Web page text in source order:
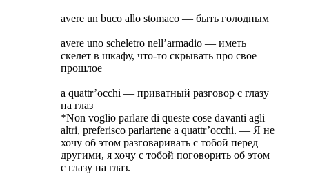
avere un buco allo stomaco — быть голодным
avere uno scheletro nell’armadio — иметь
скелет в шкафу, что-то скрывать про свое
прошлое
a quattr’occhi — приватный разговор с глазу
на глаз
*Non voglio parlare di queste cose davanti agli
altri, preferisco parlartene a quattr’occhi. — Я не
хочу об этом разговаривать с тобой перед
другими, я хочу с тобой поговорить об этом
с глазу на глаз.